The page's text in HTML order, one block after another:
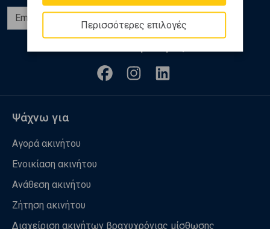
Περισσότερες επιλογές
Ψάχνω για
Αγορά ακινήτου
Ενοικίαση ακινήτου
Ανάθεση ακινήτου
Ζήτηση ακινήτου
Διαχείριση ακινήτων βραχυχρόνιας μίσθωσης